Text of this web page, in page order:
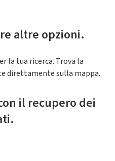
altre opzioni.
la tua ricerca. Trova la
direttamente sulla mappa.
il recupero dei